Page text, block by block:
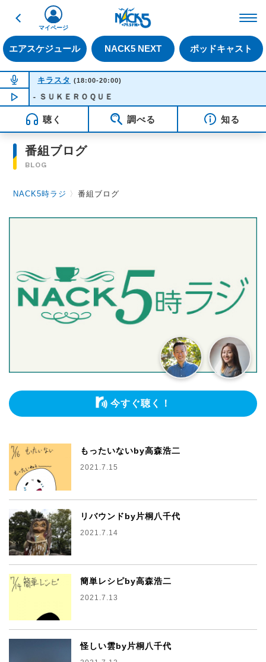
戻る
エアスケジュール NACK5 NEXT ポッドキャスト
マイページ
NOW ON AIR
キラスタ (18:00-20:00)
NOW PLAYING 18:28
ｇ - ＳＵＫＥＲＯＱＵＥ
聴く 調べる 知る
番組ブログ
BLOG
NACK5時ラジ 〉番組ブログ
今すぐ聴く！
もったいないby高森浩二
2021.7.15
リバウンドby片桐八千代
2021.7.14
簡単レシピby高森浩二
2021.7.13
怪しい雲by片桐八千代